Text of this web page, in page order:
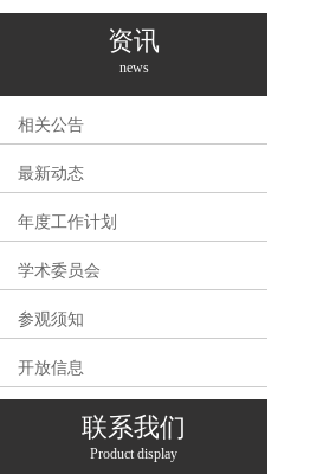
资讯
news
相关公告
最新动态
年度工作计划
学术委员会
参观须知
开放信息
联系我们
Product display